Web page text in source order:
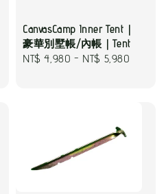
CanvasCamp Inner Tent｜
豪華別墅帳/內帳｜Tent
Regular
NT$ 4,980 - NT$ 5,980